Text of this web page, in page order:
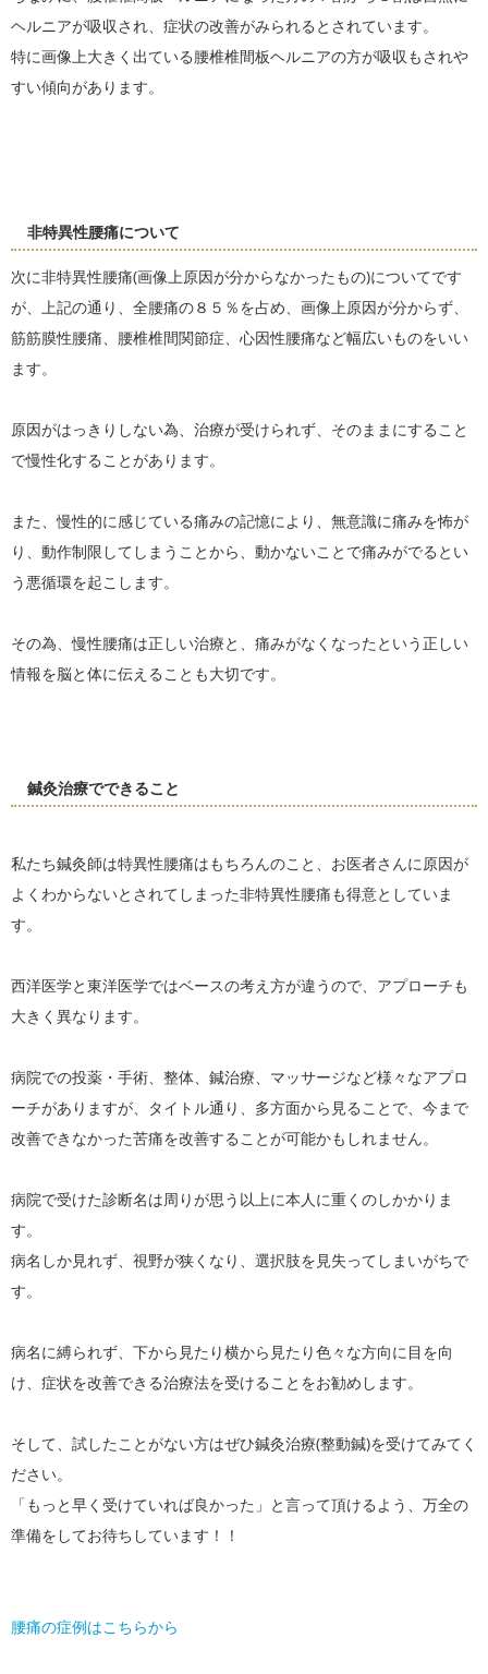
ヘルニアが吸収され、症状の改善がみられるとされています。
特に画像上大きく出ている腰椎椎間板ヘルニアの方が吸収もされや
すい傾向があります。
非特異性腰痛について
次に非特異性腰痛(画像上原因が分からなかったもの)についてです
が、上記の通り、全腰痛の８５％を占め、画像上原因が分からず、
筋筋膜性腰痛、腰椎椎間関節症、心因性腰痛など幅広いものをいい
ます。
原因がはっきりしない為、治療が受けられず、そのままにすること
で慢性化することがあります。
また、慢性的に感じている痛みの記憶により、無意識に痛みを怖が
り、動作制限してしまうことから、動かないことで痛みがでるとい
う悪循環を起こします。
その為、慢性腰痛は正しい治療と、痛みがなくなったという正しい
情報を脳と体に伝えることも大切です。
鍼灸治療でできること
私たち鍼灸師は特異性腰痛はもちろんのこと、お医者さんに原因が
よくわからないとされてしまった非特異性腰痛も得意としていま
す。
西洋医学と東洋医学ではベースの考え方が違うので、アプローチも
大きく異なります。
病院での投薬・手術、整体、鍼治療、マッサージなど様々なアプロ
ーチがありますが、タイトル通り、多方面から見ることで、今まで
改善できなかった苦痛を改善することが可能かもしれません。
病院で受けた診断名は周りが思う以上に本人に重くのしかかりま
す。
病名しか見れず、視野が狭くなり、選択肢を見失ってしまいがちで
す。
病名に縛られず、下から見たり横から見たり色々な方向に目を向
け、症状を改善できる治療法を受けることをお勧めします。
そして、試したことがない方はぜひ鍼灸治療(整動鍼)を受けてみてく
ださい。
「もっと早く受けていれば良かった」と言って頂けるよう、万全の
準備をしてお待ちしています！！
腰痛の症例はこちらから